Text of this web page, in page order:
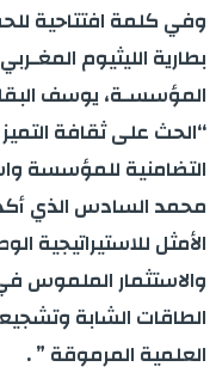
وفي كلمة افتتاحية
بطارية الليثيوم
المؤسسـة، يوسف
“الحث على ثقافة
التضامنية للمؤسسة
محمد السادس الذي
الأمثل للاستيراتيجية
والاستثمار الملموس
الطاقات الشابة
العلمية المرموقة ” .